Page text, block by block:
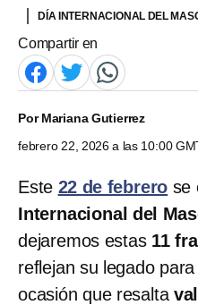
DÍA INTERNACIONAL DEL
Compartir en
PorMariana Gutierrez
febrero 22, 2026 a las 10:00
Este 22 de febrero se
Internacional del
dejaremos estas11
reflejan su legado
ocasión que resalta